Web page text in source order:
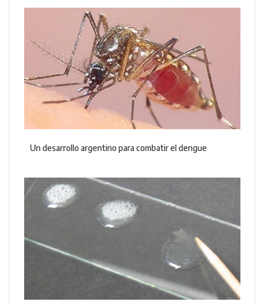
Un desarrollo argentino para combatir el dengue